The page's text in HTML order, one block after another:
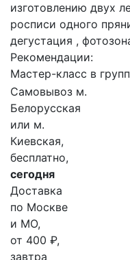
изготовлению двух
росписи одного
дегустация ,
Рекомендации:
Мастер-класс в
Самовывоз м.
Белорусская
или м.
Киевская,
бесплатно,
сегодня
Доставка
по Москве
и МО,
от 400 ₽,
завтра